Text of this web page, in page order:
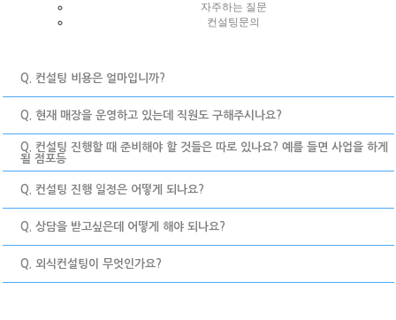
자주하는 질문
컨설팅문의
Q. 컨설팅 비용은 얼마입니까?
Q. 현재 매장을 운영하고 있는데 직원도 구해주시나요?
Q. 컨설팅 진행할 때 준비해야 할 것들은 따로 있나요? 예를 들면 사업을 하게
될 점포등
Q. 컨설팅 진행 일정은 어떻게 되나요?
Q. 상담을 받고싶은데 어떻게 해야 되나요?
Q. 외식컨설팅이 무엇인가요?